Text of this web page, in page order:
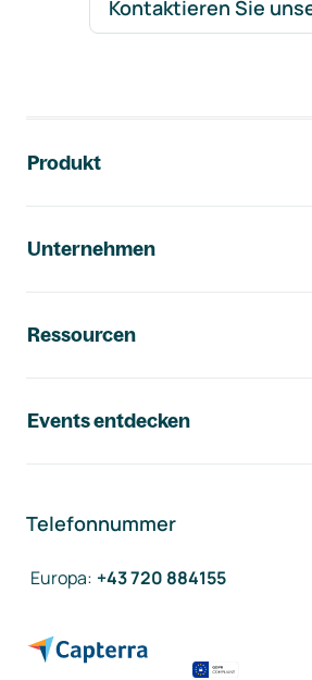
Kontaktieren Sie
Produkt
Unternehmen
Ressourcen
Events entdecken
Telefonnummer
Europa: +43 720 884155